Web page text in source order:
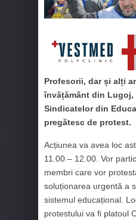
Profesorii, dar și alți
învățământ din Lugoj,
Sindicatelor din
pregătesc de protest.
Acțiunea va avea loc
11.00 – 12.00. Vor
membri care vor
soluționarea urgentă a
sistemul educațional.
protestului va fi platoul